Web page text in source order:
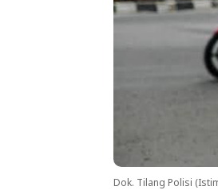
Dok. Tilang Polisi